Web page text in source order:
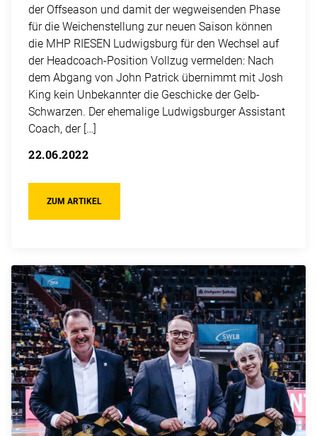
der Offseason und damit der wegweisenden Phase
für die Weichenstellung zur neuen Saison können
die MHP RIESEN Ludwigsburg für den Wechsel auf
der Headcoach-Position Vollzug vermelden: Nach
dem Abgang von John Patrick übernimmt mit Josh
King kein Unbekannter die Geschicke der Gelb-
Schwarzen. Der ehemalige Ludwigsburger Assistant
Coach, der […]
22.06.2022
ZUM ARTIKEL